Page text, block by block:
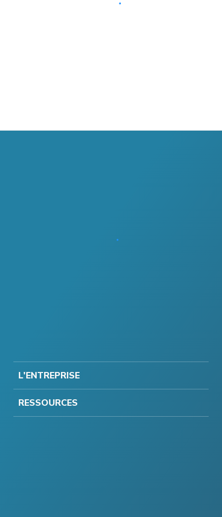
L'ENTREPRISE
RESSOURCES